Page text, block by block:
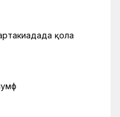
қола